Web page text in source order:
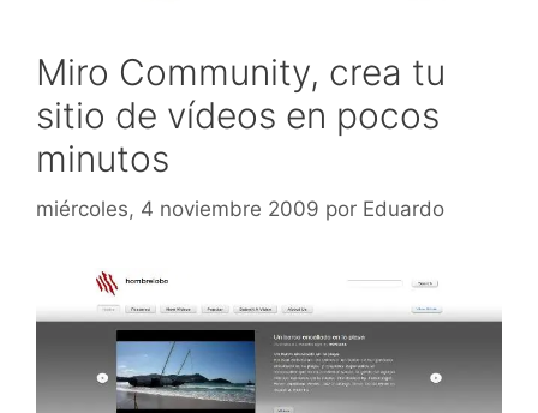
Miro Community, crea tu
sitio de vídeos en pocos
minutos
miércoles, 4 noviembre 2009 por Eduardo